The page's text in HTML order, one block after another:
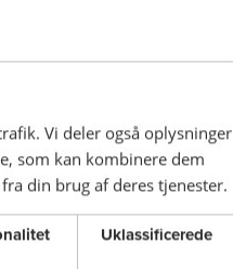
Vi deler også oplysninger
som kan kombinere dem
din brug af deres tjenester.
Uklassificerede